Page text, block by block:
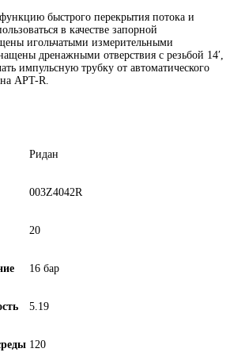
быстрого перекрытия потока и
в качестве запорной
игольчатыми измерительными
дренажными отверствия с резьбой 14′,
импульсную трубку от автоматического
APT-R.
Ридан
003Z4042R
20
16 бар
5.19
120